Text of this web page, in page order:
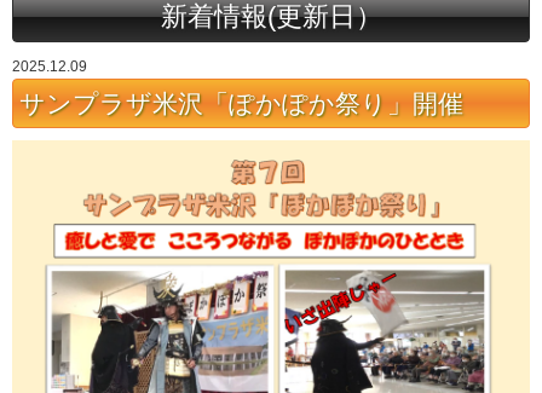
新着情報(更新日）
2025.12.09
サンプラザ米沢「ぽかぽか祭り」開催